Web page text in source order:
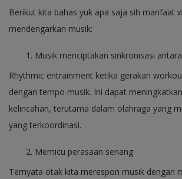
Berikut kita bahas yuk apa saja sih manfaat
mendengarkan musik:
Musik menciptakan sinkronisasi
Rhythmic entrainment ketika gerakan
dengan tempo musik. Ini dapat
kelincahan, terutama dalam olahraga yang
yang terkoordinasi.
Memicu perasaan senang
Ternyata otak kita merespon musik dengan